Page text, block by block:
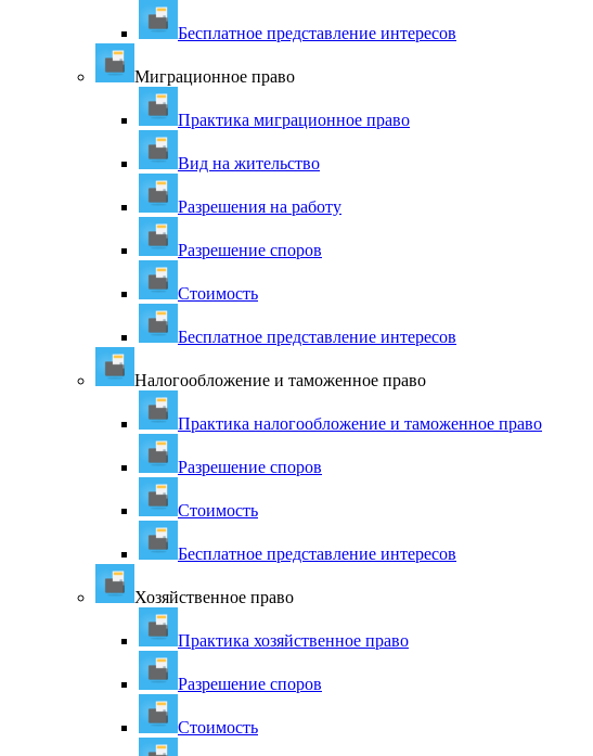
Бесплатное представление интересов
Миграционное право
Практика миграционное право
Вид на жительство
Разрешения на работу
Разрешение споров
Стоимость
Бесплатное представление интересов
Налогообложение и таможенное право
Практика налогообложение и таможенное право
Разрешение споров
Стоимость
Бесплатное представление интересов
Хозяйственное право
Практика хозяйственное право
Разрешение споров
Стоимость